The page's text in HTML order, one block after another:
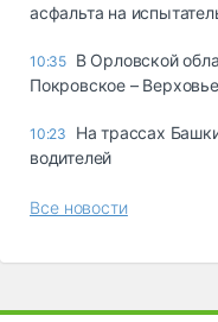
асфальта на
10:35 В Орловской
Покровское –
10:23
На трассах
водителей
Все новости